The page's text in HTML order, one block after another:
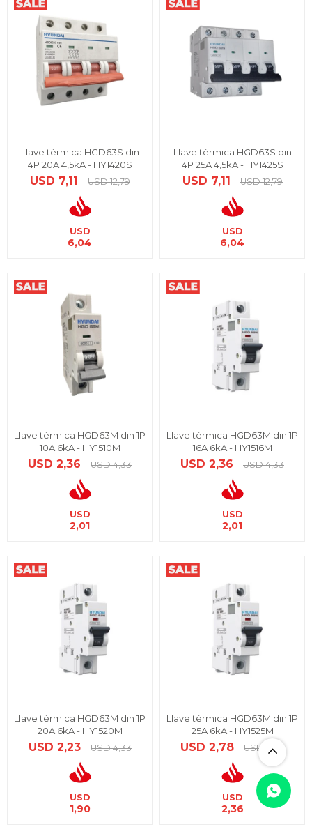
Llave térmica HGD63S din
4P 20A 4,5kA - HY1420S
USD 7,11 USD 12,79
USD
6,04
Llave térmica HGD63S din
4P 25A 4,5kA - HY1425S
USD 7,11 USD 12,79
USD
6,04
Llave térmica HGD63M din 1P
10A 6kA - HY1510M
USD 2,36 USD 4,33
USD
2,01
Llave térmica HGD63M din 1P
16A 6kA - HY1516M
USD 2,36 USD 4,33
USD
2,01
Llave térmica HGD63M din 1P
20A 6kA - HY1520M
USD 2,23 USD 4,33
USD
1,90
Llave térmica HGD63M din 1P
25A 6kA - HY1525M
USD 2,78 USD 4,33
USD
2,36